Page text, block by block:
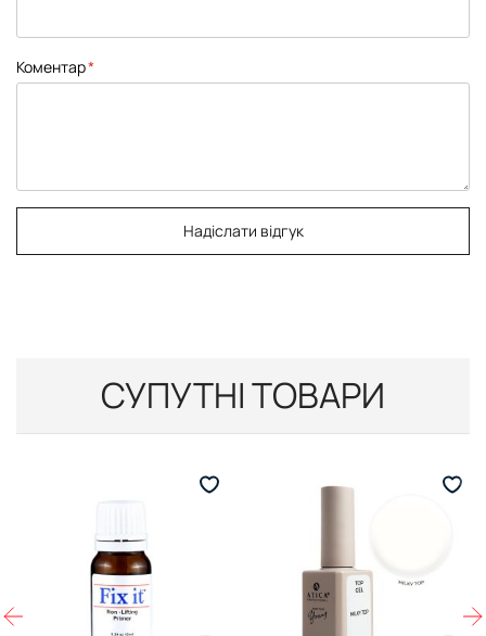
Коментар
Надіслати відгук
СУПУТНІ ТОВАРИ